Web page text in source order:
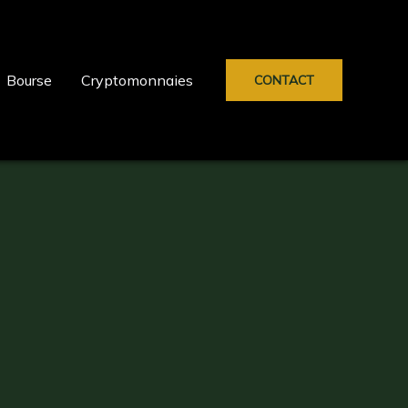
Bourse Cryptomonnaies CONTACT